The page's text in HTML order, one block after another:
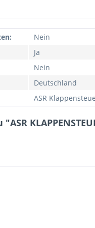
Nein
Ja
Nein
Deutschland
ASR